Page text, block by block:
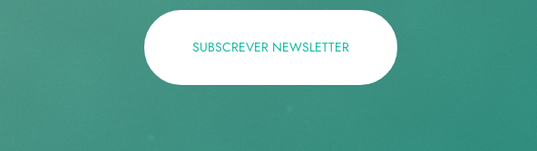
SUBSCREVER NEWSLETTER